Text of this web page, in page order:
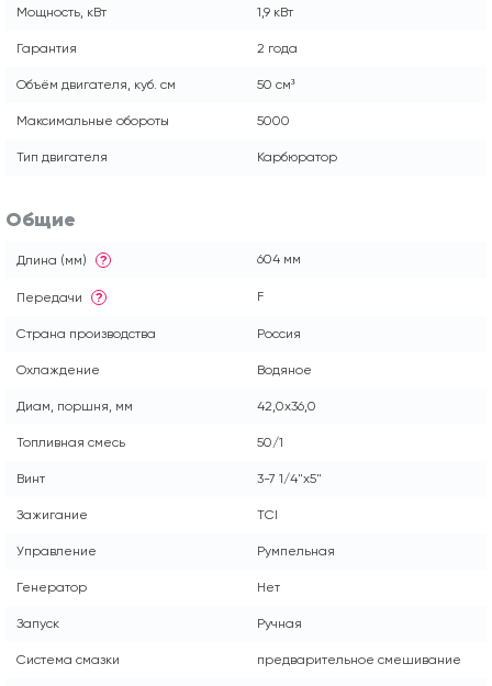
Мощность, кВт 1,9 кВт
Гарантия 2 года
Объём двигателя, куб. см 50 см³
Максимальные обороты 5000
Тип двигателя Карбюратор
Общие
Длина (мм) ? 604 мм
Передачи ? F
Страна производства Россия
Охлаждение Водяное
Диам, поршня, мм 42,0х36,0
Топливная смесь 50/1
Винт 3-7 1/4"х5"
Зажигание TCI
Управление Румпельная
Генератор Нет
Запуск Ручная
Система смазки предварительное смешивание